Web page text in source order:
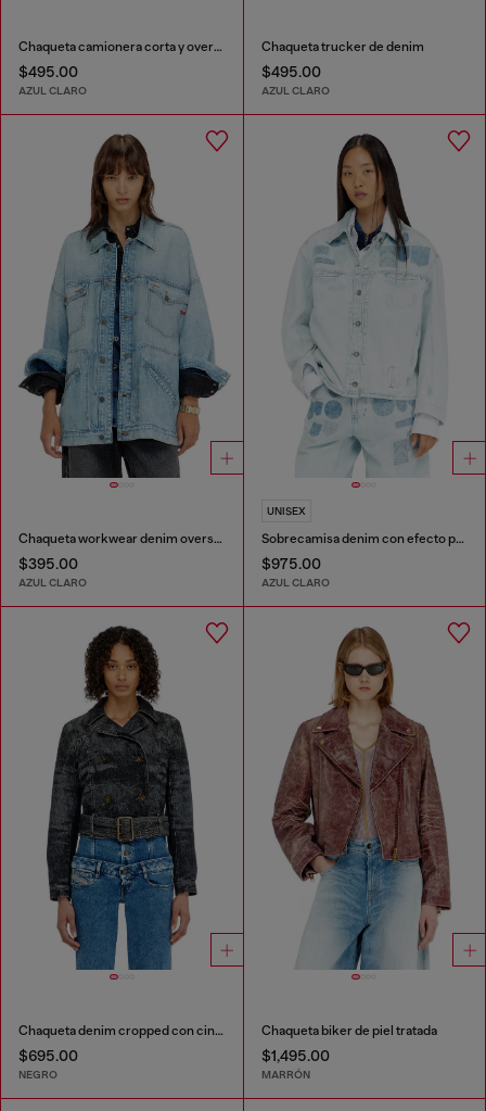
Chaqueta camionera corta y oversize
$495.00
AZUL CLARO
Chaqueta trucker de denim
$495.00
AZUL CLARO
Chaqueta workwear denim oversized
$395.00
AZUL CLARO
UNISEX
Sobrecamisa denim con efecto patch
$975.00
AZUL CLARO
Chaqueta denim cropped con cinturón
$695.00
NEGRO
Chaqueta biker de piel tratada
$1,495.00
MARRÓN